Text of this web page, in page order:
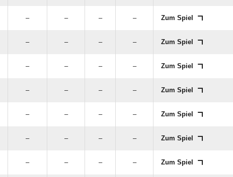
– – – – Zum Spiel
– – – – Zum Spiel
– – – – Zum Spiel
– – – – Zum Spiel
– – – – Zum Spiel
– – – – Zum Spiel
– – – – Zum Spiel